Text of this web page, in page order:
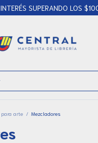
SUPERANDO LOS
para arte / Mezcladores